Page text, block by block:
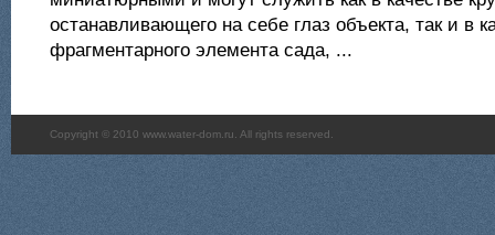
останавливающего на себе глаз объекта, так и в
фрагментарного элемента сада, ...
Copyright © 2010 www.water-dom.ru. All rights reserved.